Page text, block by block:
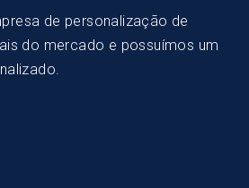
de personalização de
do mercado e possuímos um